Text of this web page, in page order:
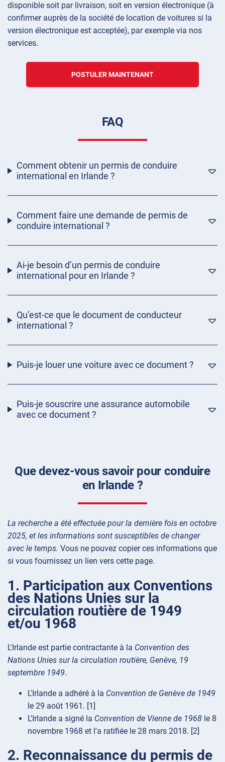
disponible soit par livraison, soit en version électronique (à
confirmer auprès de la société de location de voitures si la
version électronique est acceptée), par exemple via nos
services.
POSTULER MAINTENANT
FAQ
Comment obtenir un permis de conduire
international en Irlande ?
Comment faire une demande de permis de
conduire international ?
Ai-je besoin d’un permis de conduire
international pour en Irlande ?
Qu’est-ce que le document de conducteur
international ?
Puis-je louer une voiture avec ce document ?
Puis-je souscrire une assurance automobile
avec ce document ?
Que devez-vous savoir pour conduire
en Irlande ?
La recherche a été effectuée pour la dernière fois en octobre
2025, et les informations sont susceptibles de changer
avec le temps. Vous ne pouvez copier ces informations que
si vous fournissez un lien vers cette page.
1. Participation aux Conventions
des Nations Unies sur la
circulation routière de 1949
et/ou 1968
L'Irlande est partie contractante à la Convention des
Nations Unies sur la circulation routière, Genève, 19
septembre 1949.
L'Irlande a adhéré à la Convention de Genève de 1949
le 29 août 1961. [1]
L'Irlande a signé la Convention de Vienne de 1968 le 8
novembre 1968 et l'a ratifiée le 28 mars 2018. [2]
2. Reconnaissance du permis de